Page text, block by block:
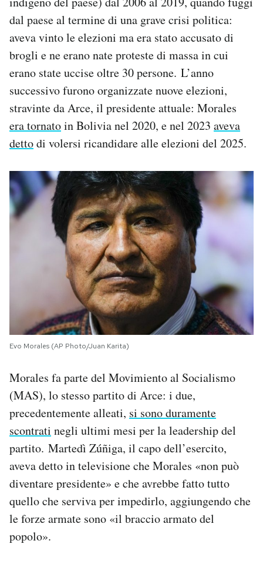
dal paese al termine di una grave crisi politica:
aveva vinto le elezioni ma era stato accusato di
brogli e ne erano nate proteste di massa in cui
erano state uccise oltre 30 persone. L’anno
successivo furono organizzate nuove elezioni,
stravinte da Arce, il presidente attuale: Morales
era tornatoin Bolivia nel 2020, e nel 2023 aveva
dettodi volersi ricandidare alle elezioni del 2025.
Evo Morales (AP Photo/Juan Karita)
Morales fa parte del Movimiento al Socialismo
(MAS), lo stesso partito di Arce: i due,
precedentemente alleati, si sono duramente
scontrati negli ultimi mesi per la leadership del
partito. Martedì Zúñiga, il capo dell’esercito,
aveva detto in televisione che Morales «non può
diventare presidente» e che avrebbe fatto tutto
quello che serviva per impedirlo, aggiungendo che
le forze armate sono «il braccio armato del
popolo».